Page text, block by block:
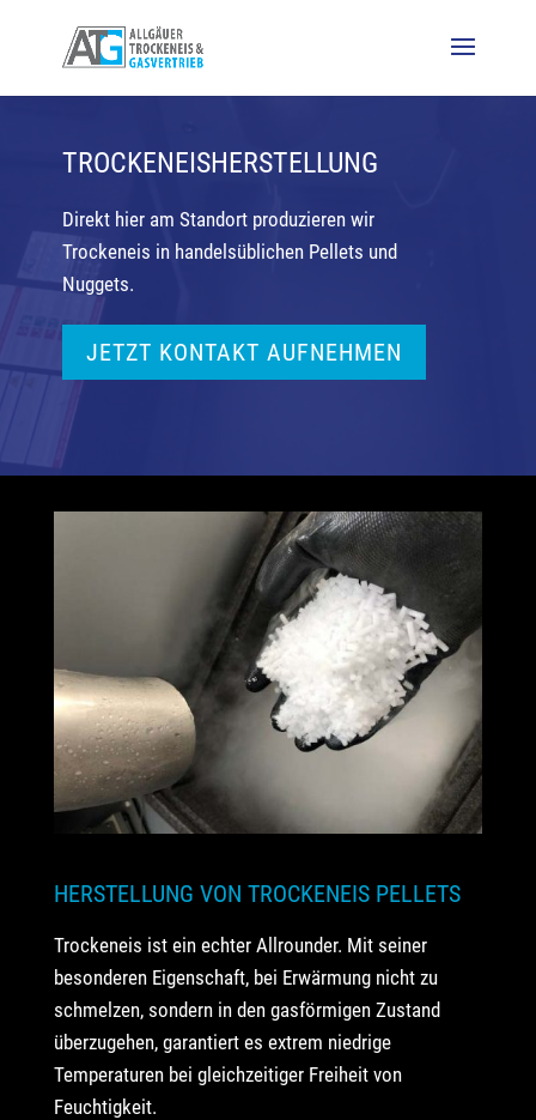
TROCKENEISHERSTELLUNG
Direkt hier am Standort produzieren wir
Trockeneis in handelsüblichen Pellets und
Nuggets.
JETZT KONTAKT AUFNEHMEN
HERSTELLUNG VON TROCKENEIS PELLETS
Trockeneis ist ein echter Allrounder. Mit seiner
besonderen Eigenschaft, bei Erwärmung nicht zu
schmelzen, sondern in den gasförmigen Zustand
überzugehen, garantiert es extrem niedrige
Temperaturen bei gleichzeitiger Freiheit von
Feuchtigkeit.